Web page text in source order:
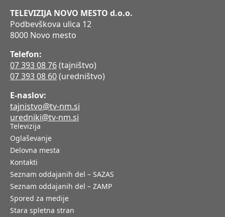
TELEVIZIJA NOVO MESTO d.o.o.
Podbevškova ulica 12
8000 Novo mesto
Telefon:
07 393 08 76(tajništvo)
07 393 08 60(uredništvo)
E-naslov:
tajnistvo@tv-nm.si
uredniki@tv-nm.si
Televizija
Oglaševanje
Delovna mesta
Kontakti
Seznam oddajanih del – SAZAS
Seznam oddajanih del – ZAMP
Spored za medije
Stara spletna stran